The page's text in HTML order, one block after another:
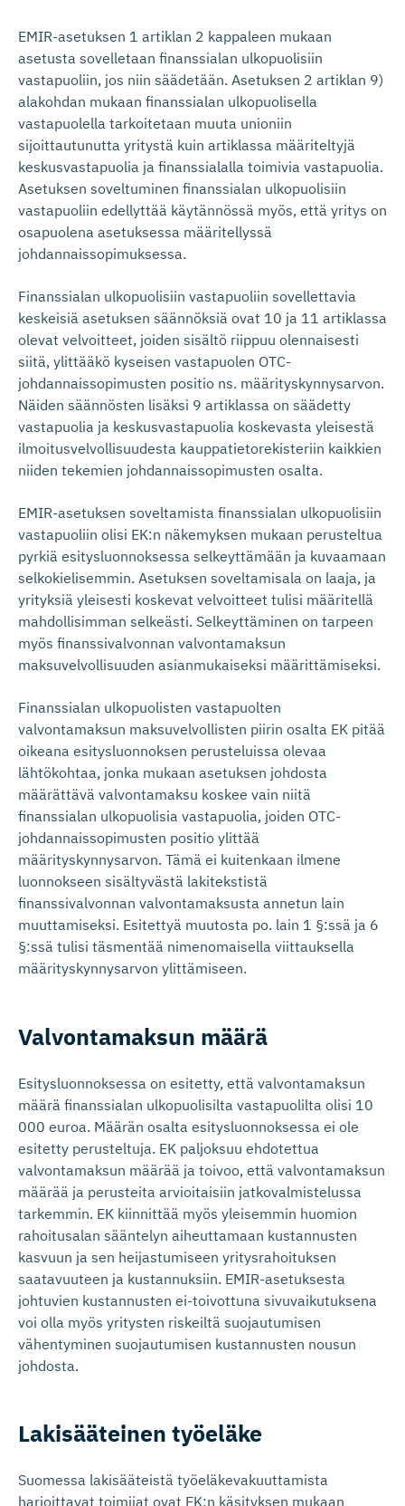
EMIR-asetuksen 1 artiklan 2 kappaleen mukaan
asetusta sovelletaan finanssialan ulkopuolisiin
vastapuoliin, jos niin säädetään. Asetuksen 2 artiklan 9)
alakohdan mukaan finanssialan ulkopuolisella
vastapuolella tarkoitetaan muuta unioniin
sijoittautunutta yritystä kuin artiklassa määriteltyjä
keskusvastapuolia ja finanssialalla toimivia vastapuolia.
Asetuksen soveltuminen finanssialan ulkopuolisiin
vastapuoliin edellyttää käytännössä myös, että yritys on
osapuolena asetuksessa määritellyssä
johdannaissopimuksessa.
Finanssialan ulkopuolisiin vastapuoliin sovellettavia
keskeisiä asetuksen säännöksiä ovat 10 ja 11 artiklassa
olevat velvoitteet, joiden sisältö riippuu olennaisesti
siitä, ylittääkö kyseisen vastapuolen OTC-
johdannaissopimusten positio ns. määrityskynnysarvon.
Näiden säännösten lisäksi 9 artiklassa on säädetty
vastapuolia ja keskusvastapuolia koskevasta yleisestä
ilmoitusvelvollisuudesta kauppatietorekisteriin kaikkien
niiden tekemien johdannaissopimusten osalta.
EMIR-asetuksen soveltamista finanssialan ulkopuolisiin
vastapuoliin olisi EK:n näkemyksen mukaan perusteltua
pyrkiä esitysluonnoksessa selkeyttämään ja kuvaamaan
selkokielisemmin. Asetuksen soveltamisala on laaja, ja
yrityksiä yleisesti koskevat velvoitteet tulisi määritellä
mahdollisimman selkeästi. Selkeyttäminen on tarpeen
myös finanssivalvonnan valvontamaksun
maksuvelvollisuuden asianmukaiseksi määrittämiseksi.
Finanssialan ulkopuolisten vastapuolten
valvontamaksun maksuvelvollisten piirin osalta EK pitää
oikeana esitysluonnoksen perusteluissa olevaa
lähtökohtaa, jonka mukaan asetuksen johdosta
määrättävä valvontamaksu koskee vain niitä
finanssialan ulkopuolisia vastapuolia, joiden OTC-
johdannaissopimusten positio ylittää
määrityskynnysarvon. Tämä ei kuitenkaan ilmene
luonnokseen sisältyvästä lakitekstistä
finanssivalvonnan valvontamaksusta annetun lain
muuttamiseksi. Esitettyä muutosta po. lain 1 §:ssä ja 6
§:ssä tulisi täsmentää nimenomaisella viittauksella
määrityskynnysarvon ylittämiseen.
Valvontamaksun määrä
Esitysluonnoksessa on esitetty, että valvontamaksun
määrä finanssialan ulkopuolisilta vastapuolilta olisi 10
000 euroa. Määrän osalta esitysluonnoksessa ei ole
esitetty perusteltuja. EK paljoksuu ehdotettua
valvontamaksun määrää ja toivoo, että valvontamaksun
määrää ja perusteita arvioitaisiin jatkovalmistelussa
tarkemmin. EK kiinnittää myös yleisemmin huomion
rahoitusalan sääntelyn aiheuttamaan kustannusten
kasvuun ja sen heijastumiseen yritysrahoituksen
saatavuuteen ja kustannuksiin. EMIR-asetuksesta
johtuvien kustannusten ei-toivottuna sivuvaikutuksena
voi olla myös yritysten riskeiltä suojautumisen
vähentyminen suojautumisen kustannusten nousun
johdosta.
Lakisääteinen työeläke
Suomessa lakisääteistä työeläkevakuuttamista
harjoittavat toimijat ovat EK:n käsityksen mukaan